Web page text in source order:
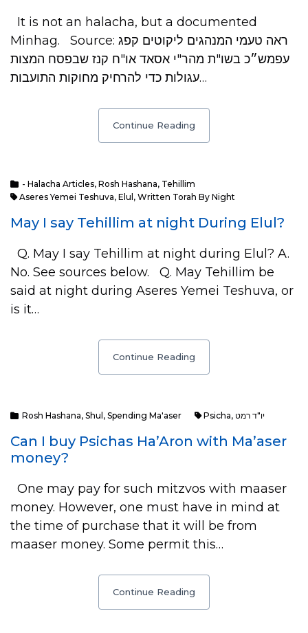
It is not an halacha, but a documented
Minhag. Source: ראה טעמי המנהגים ליקוטים קפג
עפמש״כ בשו"ת מהר"י אסאד או"ח קנז שבפסח המצות
עגולות כדי להרחיק מחוקות התועבות…
Continue Reading
- Halacha Articles, Rosh Hashana, Tehillim
Aseres Yemei Teshuva, Elul , Written Torah By Night
May I say Tehillim at night During Elul?
Q. May I say Tehillim at night during Elul? A.
No. See sources below. Q. May Tehillim be
said at night during Aseres Yemei Teshuva, or
is it…
Continue Reading
Rosh Hashana, Shul , Spending Ma'aser Psicha, יו"ד רמט
Can I buy Psichas Ha’Aron with Ma’aser
money?
One may pay for such mitzvos with maaser
money. However, one must have in mind at
the time of purchase that it will be from
maaser money. Some permit this…
Continue Reading